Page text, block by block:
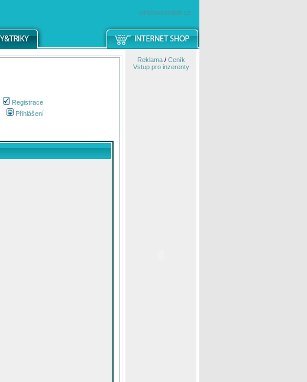
windowsmobile.cz
Registrace
Přihlášení
Reklama/ Ceník
Vstup pro inzerenty